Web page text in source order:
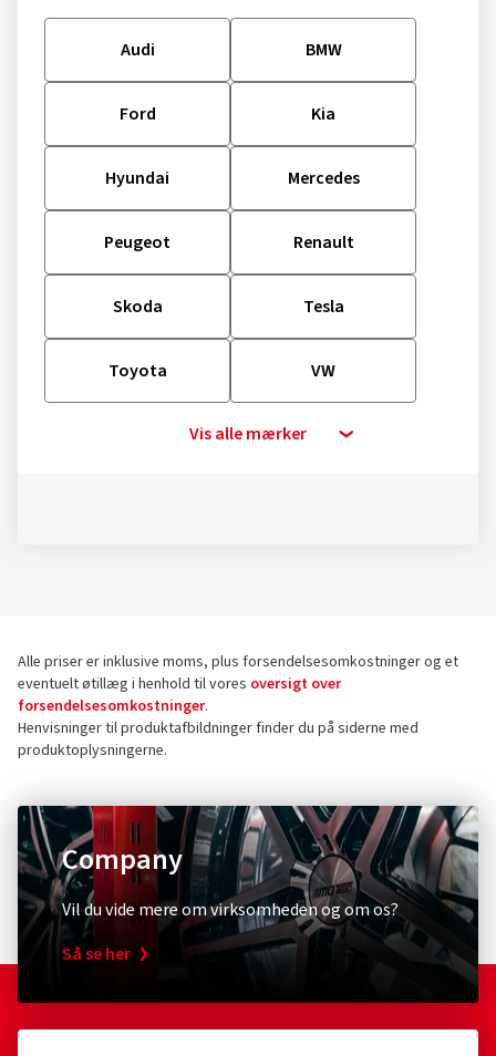
Audi BMW
Ford Kia
Hyundai Mercedes
Peugeot Renault
Skoda Tesla
Toyota VW
Vis alle mærker
Alle priser er inklusive moms, plus forsendelsesomkostninger og et
eventuelt øtillæg i henhold til vores oversigt over
forsendelsesomkostninger.
Henvisninger til produktafbildninger finder du på siderne med
produktoplysningerne.
Company
Vil du vide mere om virksomheden og om os?
Så se her